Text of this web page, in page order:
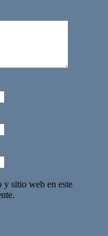
y sitio web en este